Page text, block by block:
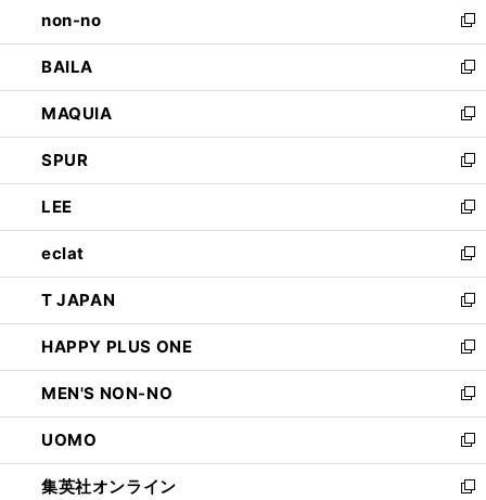
く
で
開
く
い
ウ
ィ
ン
ド
ウ
で
開
く
non-no
新
し
い
ウ
ィ
ン
ド
ウ
で
開
く
BAILA
新
し
い
ウ
ィ
ン
ド
ウ
で
開
く
MAQUIA
新
し
い
ウ
ィ
ン
ド
ウ
で
開
く
SPUR
新
し
い
ウ
ィ
ン
ド
ウ
で
開
く
LEE
新
し
い
ウ
ィ
ン
ド
ウ
で
開
く
eclat
新
し
い
ウ
ィ
ン
ド
ウ
で
開
く
T JAPAN
新
し
い
ウ
ィ
ン
ド
ウ
で
HAPPY PLUS ONE
新
し
い
ウ
ィ
ン
ド
MEN'S NON-NO
新
し
い
ウ
ィ
UOMO
新
し
い
集英社オンライン
新